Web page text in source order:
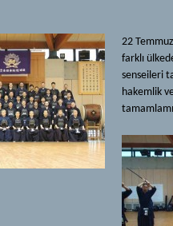
22
farklı
senseileri
hakemlik